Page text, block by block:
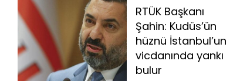
RTÜK Başkanı
Şahin: Kudüs’ün
hüznü İstanbul’un
vicdanında yankı
bulur